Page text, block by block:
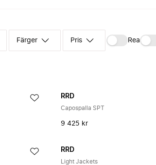
Färger Pris Rea
RRD
Capospalla SPT
9 425 kr
RRD
Light Jackets